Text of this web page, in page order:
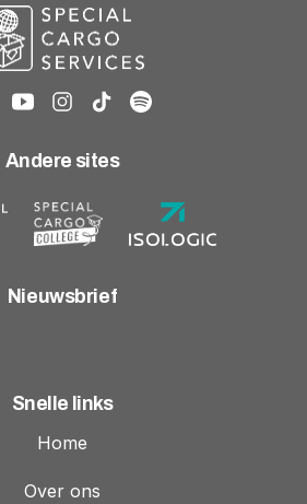
Andere sites
Nieuwsbrief
Snelle links
Home
Over ons